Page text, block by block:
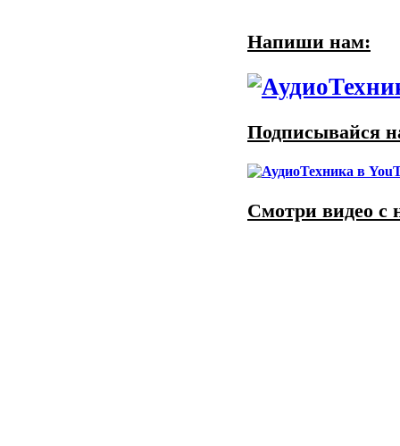
Напиши нам:
Подписывайся
Смотри видео с